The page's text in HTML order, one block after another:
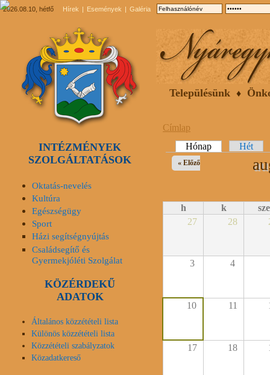
2026.08.10, hétfő Hírek Események Galéria
Településünk
Címlap
Elsődleges fülek
Hónap (aktív fül)
Hét
« Előző
h k
sze
27
28
3 4
10 11
17 18
INTÉZMÉNYEK
SZOLGÁLTATÁSOK
Oktatás-nevelés
Kultúra
Egészségügy
Sport
Házi segítségnyújtás
Családsegítő és
Gyermekjóléti Szolgálat
KÖZÉRDEKŰ
ADATOK
Általános közzétételi lista
Különös közzétételi lista
Közzétételi szabályzatok
Közadatkereső